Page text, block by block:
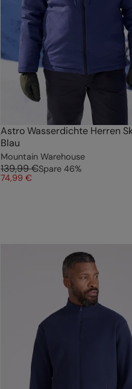
Astro Wasserdichte Herren
Blau
Mountain Warehouse
139,99 €Spare 46%
74,99 €